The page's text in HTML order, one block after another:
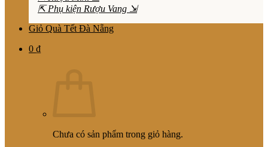
⇱ Phụ kiện Rượu Vang ⇲
Giỏ Quà Tết Đà Nẵng
0 ₫
Chưa có sản phẩm trong giỏ hàng.